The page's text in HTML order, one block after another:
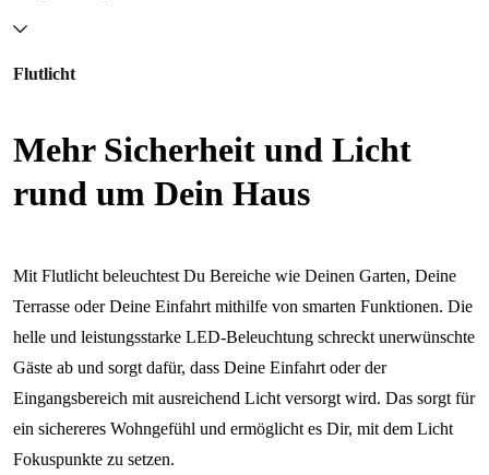
Flutlicht
Mehr Sicherheit und Licht
rund um Dein Haus
Mit Flutlicht beleuchtest Du Bereiche wie Deinen Garten, Deine
Terrasse oder Deine Einfahrt mithilfe von smarten Funktionen. Die
helle und leistungsstarke LED-Beleuchtung schreckt unerwünschte
Gäste ab und sorgt dafür, dass Deine Einfahrt oder der
Eingangsbereich mit ausreichend Licht versorgt wird. Das sorgt für
ein sichereres Wohngefühl und ermöglicht es Dir, mit dem Licht
Fokuspunkte zu setzen.